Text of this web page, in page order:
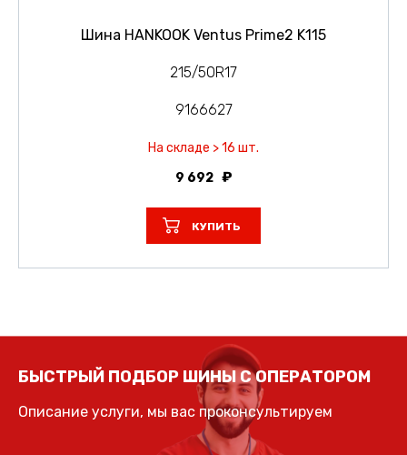
Шина HANKOOK Ventus Prime2 K115
215/50R17
9166627
На складе > 16 шт.
9 692
КУПИТЬ
БЫСТРЫЙ ПОДБОР ШИНЫ С ОПЕРАТОРОМ
Описание услуги, мы вас проконсультируем